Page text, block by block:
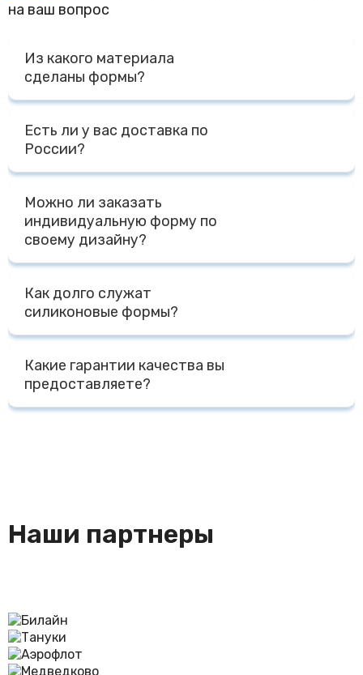
на ваш вопрос
Из какого материала
сделаны формы?
премиального пищевого силикона на основе платины
Есть ли у вас доставка по
России?
Компаниями - ПЭК, СДЭК, Деловые Линии, КИТ, либо
другими Компаниями на выбор Клиента. Доставка до
терминала Транспортной Компании в г. Москве
осуществляется бесплатно, отправка за счет
Можно ли заказать
индивидуальную форму по
своему дизайну?
индивидуальному дизайну Заказчика. Для расчета
стоимости нам необходим макет, фото, чертеж,
модель с размерами или готовый образец изделия и
Как долго служат
силиконовые формы?
режим от -40 до + 240 градусов, мытье без
агрессивных моющих средств, срок службы форм
несколько лет. При промышленной эксплуатации - не
Какие гарантии качества вы
предоставляете?
Наши партнеры